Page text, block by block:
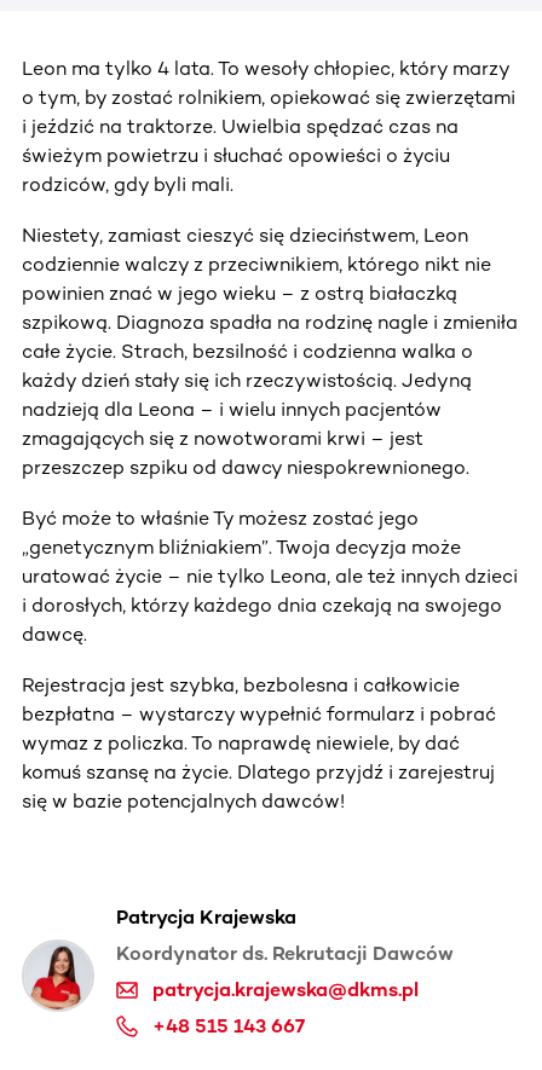
Leon ma tylko 4 lata. To wesoły chłopiec, który marzy
o tym, by zostać rolnikiem, opiekować się zwierzętami
i jeździć na traktorze. Uwielbia spędzać czas na
świeżym powietrzu i słuchać opowieści o życiu
rodziców, gdy byli mali.
Niestety, zamiast cieszyć się dzieciństwem, Leon
codziennie walczy z przeciwnikiem, którego nikt nie
powinien znać w jego wieku – z ostrą białaczką
szpikową. Diagnoza spadła na rodzinę nagle i zmieniła
całe życie. Strach, bezsilność i codzienna walka o
każdy dzień stały się ich rzeczywistością. Jedyną
nadzieją dla Leona – i wielu innych pacjentów
zmagających się z nowotworami krwi – jest
przeszczep szpiku od dawcy niespokrewnionego.
Być może to właśnie Ty możesz zostać jego
„genetycznym bliźniakiem”. Twoja decyzja może
uratować życie – nie tylko Leona, ale też innych dzieci
i dorosłych, którzy każdego dnia czekają na swojego
dawcę.
Rejestracja jest szybka, bezbolesna i całkowicie
bezpłatna – wystarczy wypełnić formularz i pobrać
wymaz z policzka. To naprawdę niewiele, by dać
komuś szansę na życie. Dlatego przyjdź i zarejestruj
się w bazie potencjalnych dawców!
Patrycja Krajewska
Koordynator ds. Rekrutacji Dawców
patrycja.krajewska@dkms.pl
+48 515 143 667